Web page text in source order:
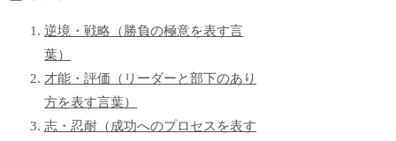
逆境・戦略（勝負の極意を表す言
葉）
才能・評価（リーダーと部下のあり
方を表す言葉）
志・忍耐（成功へのプロセスを表す